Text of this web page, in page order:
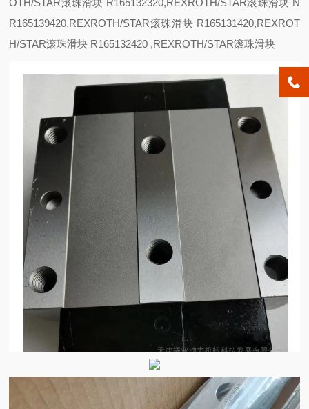
OTH/STAR滚珠滑块 R165132320,REXROTH/STAR滚珠滑块 N
R165139420,REXROTH/STAR滚珠滑块 R165131420,REXROT
H/STAR滚珠滑块 R165132420 ,REXROTH/STAR滚珠滑块